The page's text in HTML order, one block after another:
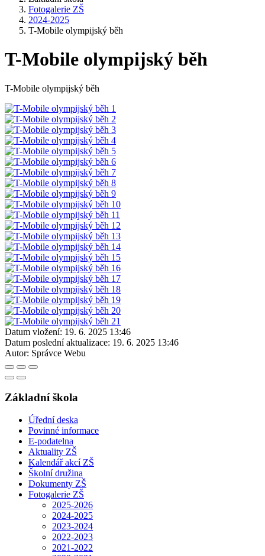
Fotogalerie ZŠ
2024-2025
T-Mobile olympijský běh
T-Mobile olympijský běh
T-Mobile olympijský běh
Datum vložení: 19. 6. 2025 13:46
Datum poslední aktualizace: 19. 6. 2025 13:46
Autor: Správce Webu
Základní škola
Úřední deska
Povinné informace
E-podatelna
Aktuality ZŠ
Kalendář akcí ZŠ
Školní družina
Dokumenty ZŠ
Fotogalerie ZŠ
2025-2026
2024-2025
2023-2024
2022-2023
2021-2022